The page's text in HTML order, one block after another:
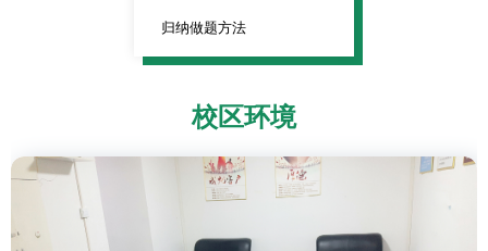
归纳做题方法
校区环境